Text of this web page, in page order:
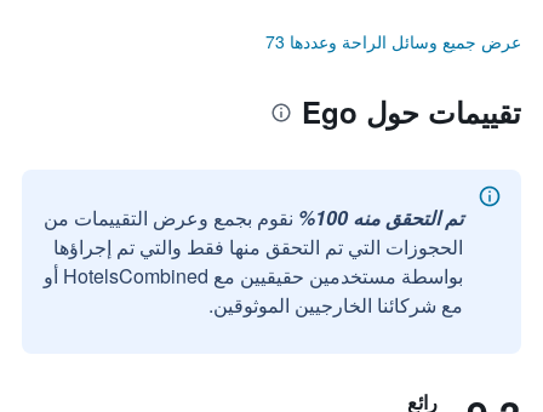
عرض جميع وسائل الراحة وعددها 73
تقييمات حول Ego
تم التحقق منه 100%
نقوم بجمع وعرض التقييمات من
الحجوزات التي تم التحقق منها فقط والتي تم إجراؤها
بواسطة مستخدمين حقيقيين مع HotelsCombined أو
مع شركائنا الخارجيين الموثوقين.
رائع